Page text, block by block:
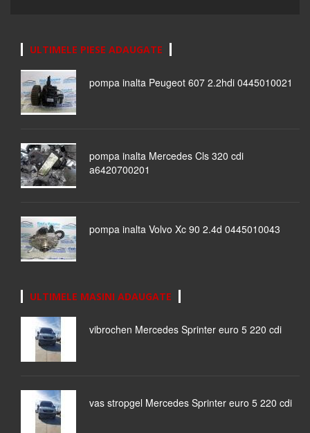
ULTIMELE PIESE ADAUGATE
pompa inalta Peugeot 607 2.2hdi 0445010021
pompa inalta Mercedes Cls 320 cdi
a6420700201
pompa inalta Volvo Xc 90 2.4d 0445010043
ULTIMELE MASINI ADAUGATE
vibrochen Mercedes Sprinter euro 5 220 cdi
vas stropgel Mercedes Sprinter euro 5 220 cdi